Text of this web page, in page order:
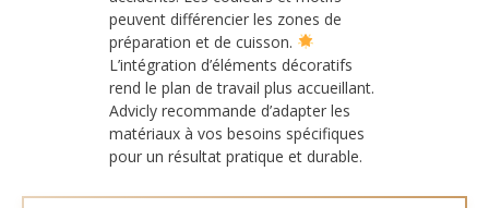
peuvent différencier les zones de
préparation et de cuisson.
L’intégration d’éléments décoratifs
rend le plan de travail plus accueillant.
Advicly recommande d’adapter les
matériaux à vos besoins spécifiques
pour un résultat pratique et durable.